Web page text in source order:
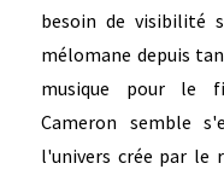
besoin de visibilité
mélomane depuis
musique pour le
Cameron semble
l'univers crée par le